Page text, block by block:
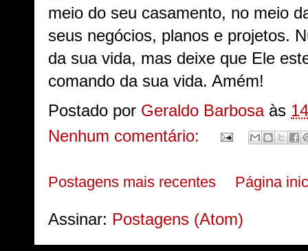
meio do seu casamento, no meio
seus negócios, planos e projetos.
da sua vida, mas deixe que Ele
comando da sua vida. Amém!
Postado por Geraldo Barbosa às
Nenhum comentário:
Postagens mais recentes Página
Assinar: Postagens (Atom)